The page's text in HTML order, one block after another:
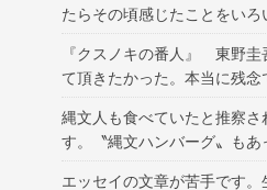
たらその頃感じたことをいろ
『クスノキの番人』 東野
て頂きたかった。本当に残念
縄文人も食べていたと推察
す。〝縄文ハンバーグ〟もあ
エッセイの文章が苦手です